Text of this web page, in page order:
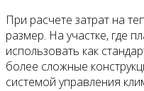
При расчете затрат на
размер. На участке, где
использовать как
более сложные
системой управления